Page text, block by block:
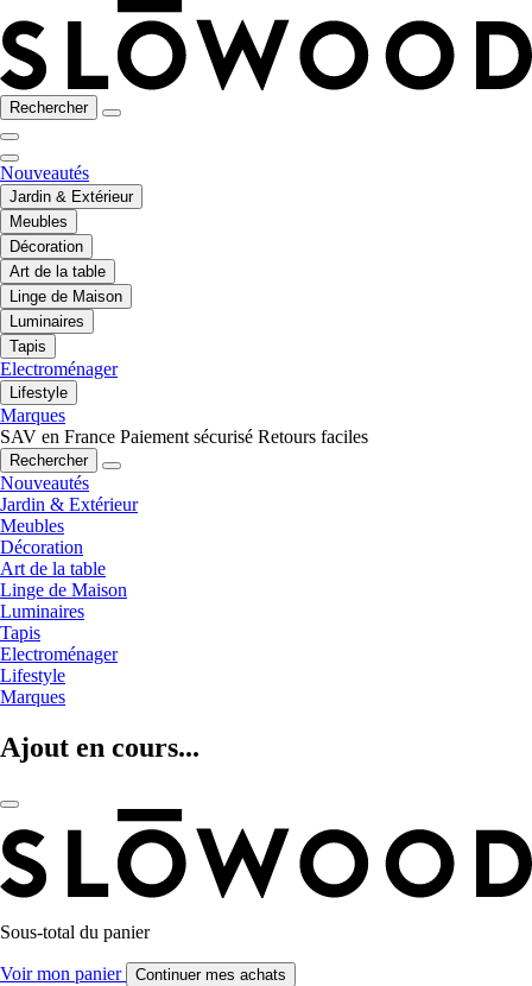
Rechercher
Nouveautés
Jardin & Extérieur
Meubles
Décoration
Art de la table
Linge de Maison
Luminaires
Tapis
Electroménager
Lifestyle
Marques
SAV en France Paiement sécurisé Retours faciles
Rechercher
Nouveautés
Jardin & Extérieur
Meubles
Décoration
Art de la table
Linge de Maison
Luminaires
Tapis
Electroménager
Lifestyle
Marques
Ajout en cours...
Sous-total du panier
Voir mon panier Continuer mes achats